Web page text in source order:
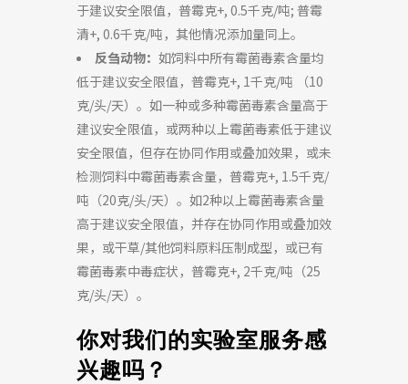
于建议安全限值，普霉克+, 0.5千克/吨; 普霉
清+, 0.6千克/吨，其他情况添加量同上。
反刍动物： 如饲料中所有霉菌毒素含量均
低于建议安全限值，普霉克+, 1千克/吨 （10
克/头/天）。如一种或多种霉菌毒素含量高于
建议安全限值，或两种以上霉菌毒素低于建议
安全限值，但存在协同作用或叠加效果，或未
检测饲料中霉菌毒素含量，普霉克+, 1.5千克/
吨（20克/头/天）。如2种以上霉菌毒素含量
高于建议安全限值，并存在协同作用或叠加效
果，或干草/其他饲料原料压制成型，或已有
霉菌毒素中毒症状，普霉克+, 2千克/吨（25
克/头/天）。
你对我们的实验室服务感
兴趣吗？